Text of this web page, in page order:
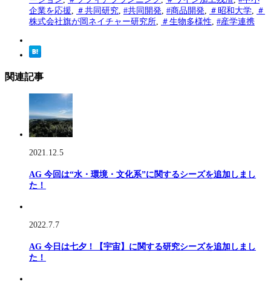
企業を応援, ＃共同研究, #共同開発, #商品開発, ＃昭和大学, ＃
株式会社旗が岡ネイチャー研究所, ＃生物多様性, #産学連携
関連記事
2021.12.5
AG 今回は“水・環境・文化系”に関するシーズを追加しまし
た！
2022.7.7
AG 今日は七夕！【宇宙】に関する研究シーズを追加しまし
た！